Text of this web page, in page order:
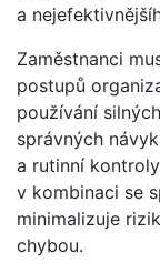
a
Zaměstnanci
postupů
používání
správných
a rutinní
v kombinaci se
minimalizuje
chybou.